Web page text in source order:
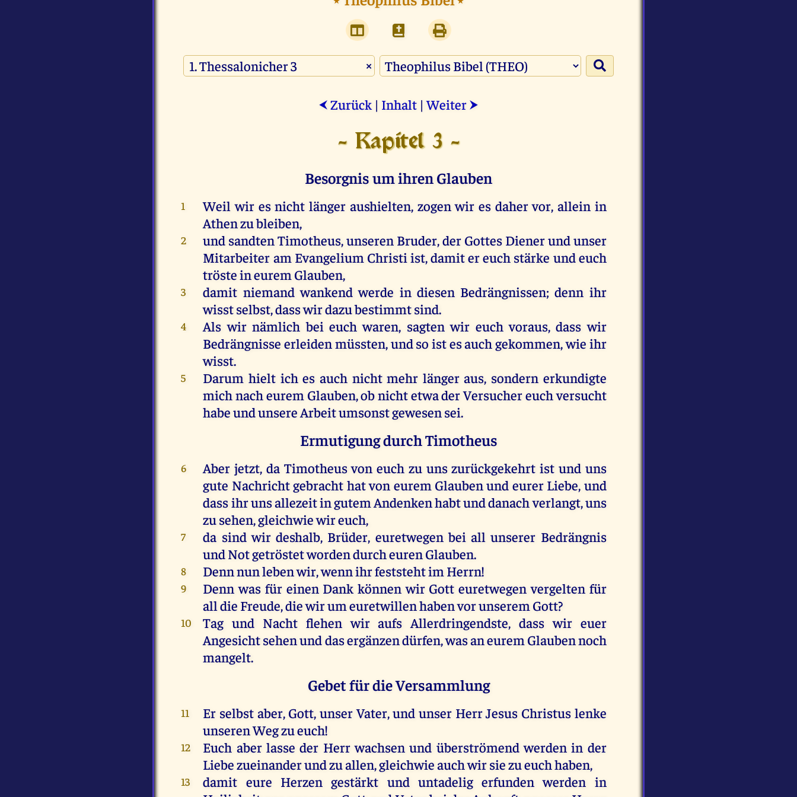
×
⮜ Zurück | Inhalt |Weiter ⮞
- Kapitel 3 -
Besorgnis um ihren Glauben
1 Weil wir es nicht länger aushielten, zogen wir es daher vor, allein in
Athenzu bleiben,
2 und sandten Timotheus,unseren Bruder,der Gottes Dienerund unser
Mitarbeiter am Evangelium Christi ist,damitereuch stärke und euch
trösteineurem Glauben,
3 damit niemand wankendwerde in diesen Bedrängnissen;denn ihr
wisstselbst, dasswirdazu bestimmtsind.
4 Als wir nämlich bei euch waren, sagten wir euch voraus, dasswir
Bedrängnisse erleiden müssten,und so istesauch gekommen,wie ihr
wisst.
5 Darum hielt ich es auch nicht mehr länger aus, sondern erkundigte
mich nach eurem Glauben,obnichtetwaderVersuchereuchversucht
habeundunsere Arbeitumsonstgewesen sei.
Ermutigung durch Timotheus
6 Aber jetzt, da Timotheus von euch zu unszurückgekehrtist und uns
gute Nachrichtgebracht hatvon eurem Glauben und eurer Liebe, und
dassihrunsallezeitingutem Andenkenhabtunddanachverlangt,uns
zu sehen,gleichwiewireuch,
7 da sind wirdeshalb, Brüder, euretwegenbei all unserer Bedrängnis
und Notgetröstetwordendurcheuren Glauben.
8 Dennnunlebenwir,wennihrfeststehtim Herrn!
9 Denn was für einen Dank können wir Gott euretwegenvergelten für
all die Freude,diewirum euretwillenhabenvorunserem Gott?
10 Tag und Nacht flehen wir aufs Allerdringendste, dasswir euer
Angesichtsehenund dasergänzendürfen,wasaneurem Glaubennoch
mangelt.
Gebet für die Versammlung
11 Er selbst aber, Gott,unserVater,und unser HerrJesus Christuslenke
unserenWegzu euch!
12 Euch aber lasse der Herr wachsen und überströmendwerden in der
Liebezueinanderundzu allen,gleichwieauchwirsiezu euchhaben,
13 damit eure Herzen gestärkt und untadelig erfunden werden in